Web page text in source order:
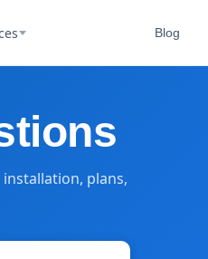
Blog
plans,